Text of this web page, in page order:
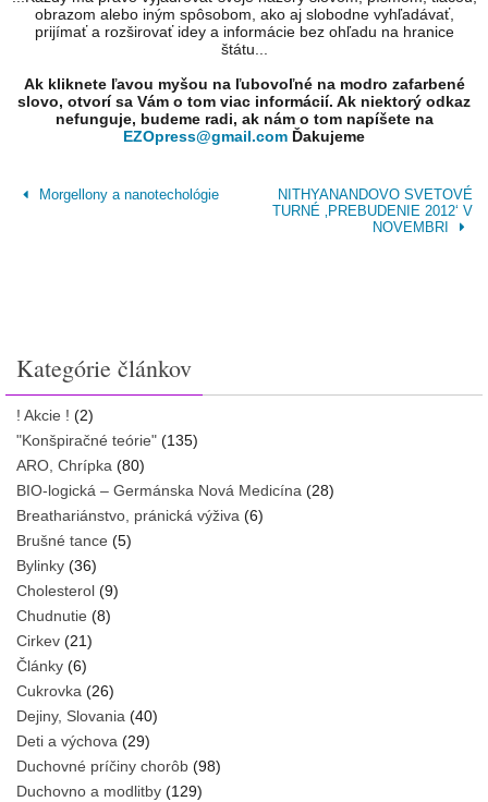
obrazom alebo iným spôsobom, ako aj slobodne vyhľadávať,
prijímať a rozširovať idey a informácie bez ohľadu na hranice
štátu...
Ak kliknete ľavou myšou na ľubovoľné na modro zafarbené
slovo, otvorí sa Vám o tom viac informácií. Ak niektorý odkaz
nefunguje, budeme radi, ak nám o tom napíšete na
EZOpress@gmail.com Ďakujeme
Morgellony a nanotechológie
NITHYANANDOVO SVETOVÉ
TURNÉ ‚PREBUDENIE 2012‘ V
NOVEMBRI
Kategórie článkov
! Akcie ! (2)
"Konšpiračné teórie" (135)
ARO, Chrípka (80)
BIO-logická – Germánska Nová Medicína (28)
Breathariánstvo, pránická výživa (6)
Brušné tance (5)
Bylinky (36)
Cholesterol (9)
Chudnutie (8)
Cirkev (21)
Články (6)
Cukrovka (26)
Dejiny, Slovania (40)
Deti a výchova (29)
Duchovné príčiny chorôb (98)
Duchovno a modlitby (129)